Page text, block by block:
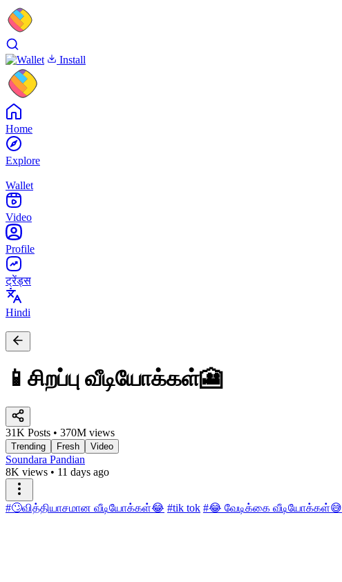
Install
Home
Explore
Wallet
Video
Profile
ट्रेंड्स
Hindi
📱சிறப்பு வீடியோக்கள்🎦
31K Posts • 370M views
Trending Fresh Video
Soundara Pandian
8K views • 11 days ago
#🙄வித்தியாசமான வீடியோக்கள்😂 #tik tok #😂 வேடிக்கை வீடியோக்கள்😅